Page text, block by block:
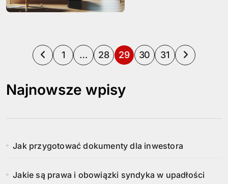
S
r
o
c
1 … 28 29 30 31
Najnowsze wpisy
Jak przygotować dokumenty dla inwestora
Jakie są prawa i obowiązki syndyka w upadłości